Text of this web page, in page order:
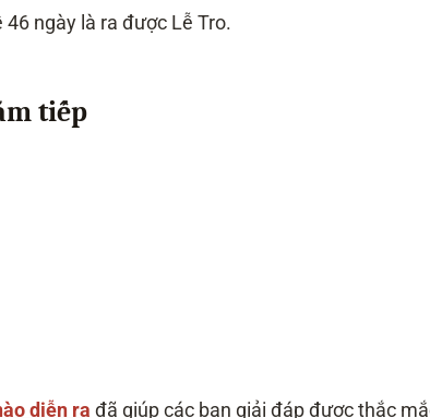
ngày là ra được Lễ Tro.
tiếp
diễn ra đã giúp các bạn giải đáp được thắc